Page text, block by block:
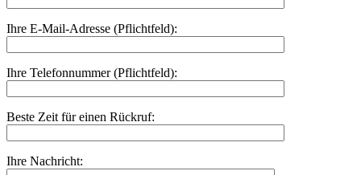
Ihre E-Mail-Adresse (Pflichtfeld):
Ihre Telefonnummer (Pflichtfeld):
Beste Zeit für einen Rückruf:
Ihre Nachricht: